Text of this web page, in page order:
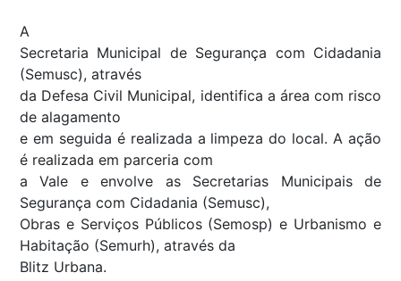
A
Secretaria Municipal de Segurança com Cidadania
(Semusc), através
da Defesa Civil Municipal, identifica a área com risco
de alagamento
e em seguida é realizada a limpeza do local. A ação
é realizada em parceria com
a Vale e envolve as Secretarias Municipais de
Segurança com Cidadania (Semusc),
Obras e Serviços Públicos (Semosp) e Urbanismo e
Habitação (Semurh), através da
Blitz Urbana.